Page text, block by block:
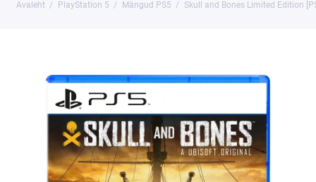
Avaleht PlayStation 5 Mängud PS5 Skull and Bones Limited Edition